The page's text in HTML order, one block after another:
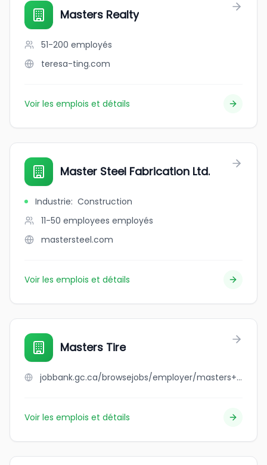
Masters Realty
51-200 employés
teresa-ting.com
Voir les emplois et détails
Master Steel Fabrication Ltd.
Industrie: Construction
11-50 employees employés
mastersteel.com
Voir les emplois et détails
Masters Tire
jobbank.gc.ca/browsejobs/employer/masters+tire/ca
Voir les emplois et détails